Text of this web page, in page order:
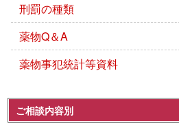
刑罰の種類
薬物Q＆A
薬物事犯統計等資料
ご相談内容別